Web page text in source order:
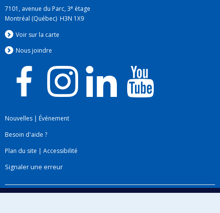
7101, avenue du Parc, 3e étage
Montréal (Québec) H3N 1X9
Voir sur la carte
Nous joindre
Nouvelles | Événement
Besoin d'aide ?
Plan du site | Accessibilité
Signaler une erreur